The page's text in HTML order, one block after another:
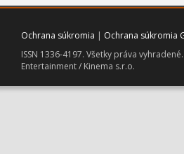
Ochrana súkromia | Ochrana súkromia
ISSN 1336-4197. Všetky práva
Entertainment / Kinema s.r.o.